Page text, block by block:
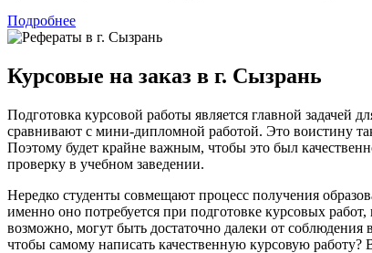
Подробнее
Курсовые на заказ в г. Сызрань
Подготовка курсовой работы является главной задачей
сравнивают с мини-дипломной работой. Это воистину
Поэтому будет крайне важным, чтобы это был
проверку в учебном заведении.
Нередко студенты совмещают процесс получения
именно оно потребуется при подготовке курсовых
возможно, могут быть достаточно далеки от
чтобы самому написать качественную курсовую